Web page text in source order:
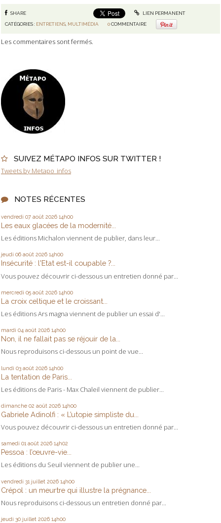
SUIVEZ MÉTAPO INFOS SUR TWITTER !
Tweets by Metapo_infos
NOTES RÉCENTES
vendredi 07 août 2026 14h00
Les eaux glacées de la modernité...
Les éditions Michalon viennent de publier, dans leur...
jeudi 06 août 2026 14h00
Insécurité : l'Etat est-il coupable ?...
Vous pouvez découvrir ci-dessous un entretien donné par...
mercredi 05 août 2026 14h00
La croix celtique et le croissant...
Les éditions Ars magna viennent de publier un essai d'...
mardi 04 août 2026 14h00
Non, il ne fallait pas se réjouir de la...
Nous reproduisons ci-dessous un point de vue...
lundi 03 août 2026 14h00
La tentation de Paris...
Les éditions de Paris - Max Chaleil viennent de publier...
dimanche 02 août 2026 14h00
Gabriele Adinolfi : « L’utopie simpliste du...
Vous pouvez découvrir ci-dessous un entretien donné par...
samedi 01 août 2026 14h02
Pessoa : l’œuvre-vie...
Les éditions du Seuil viennent de publier une...
vendredi 31 juillet 2026 14h00
Crépol : un meurtre qui illustre la prégnance...
Nous reproduisons ci-dessous un entretien donné par...
jeudi 30 juillet 2026 14h00
SHARE
LIEN PERMANENT
CATÉGORIES : ENTRETIENS MULTIMÉDIA 0 COMMENTAIRE
Les commentaires sont fermés.